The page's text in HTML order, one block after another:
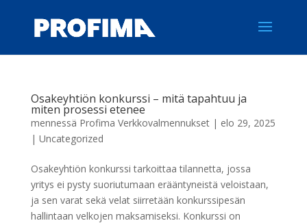
Osakeyhtiön konkurssi – mitä tapahtuu ja
miten prosessi etenee
mennessä Profima Verkkovalmennukset| elo 29, 2025
| Uncategorized
Osakeyhtiön konkurssi tarkoittaa tilannetta, jossa
yritys ei pysty suoriutumaan erääntyneistä veloistaan,
ja sen varat sekä velat siirretään konkurssipesän
hallintaan velkojen maksamiseksi. Konkurssi on